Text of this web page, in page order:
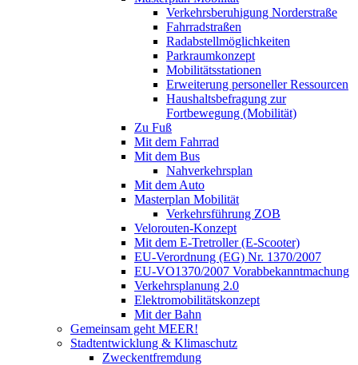
Verkehrsberuhigung Norderstraße
Fahrradstraßen
Radabstellmöglichkeiten
Parkraumkonzept
Mobilitätsstationen
Erweiterung personeller Ressourcen
Haushaltsbefragung zur
Fortbewegung (Mobilität)
Zu Fuß
Mit dem Fahrrad
Mit dem Bus
Nahverkehrsplan
Mit dem Auto
Masterplan Mobilität
Verkehrsführung ZOB
Velorouten-Konzept
Mit dem E-Tretroller (E-Scooter)
EU-Verordnung (EG) Nr. 1370/2007
EU-VO1370/2007 Vorabbekanntmachung
Verkehrsplanung 2.0
Elektromobilitätskonzept
Mit der Bahn
Gemeinsam geht MEER!
Stadtentwicklung & Klimaschutz
Zweckentfremdung